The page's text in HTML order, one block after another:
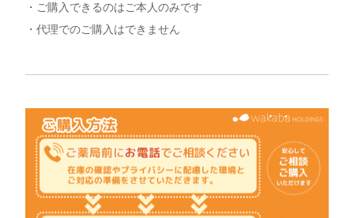
・ご購入できるのはご本人のみです
・代理でのご購入はできません